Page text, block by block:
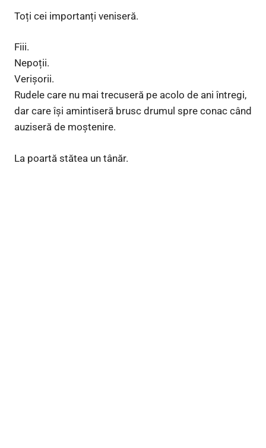
Toți cei importanți veniseră.
Fiii.
Nepoții.
Verișorii.
Rudele care nu mai trecuseră pe acolo de ani întregi,
dar care își amintiseră brusc drumul spre conac când
auziseră de moștenire.
La poartă stătea un tânăr.